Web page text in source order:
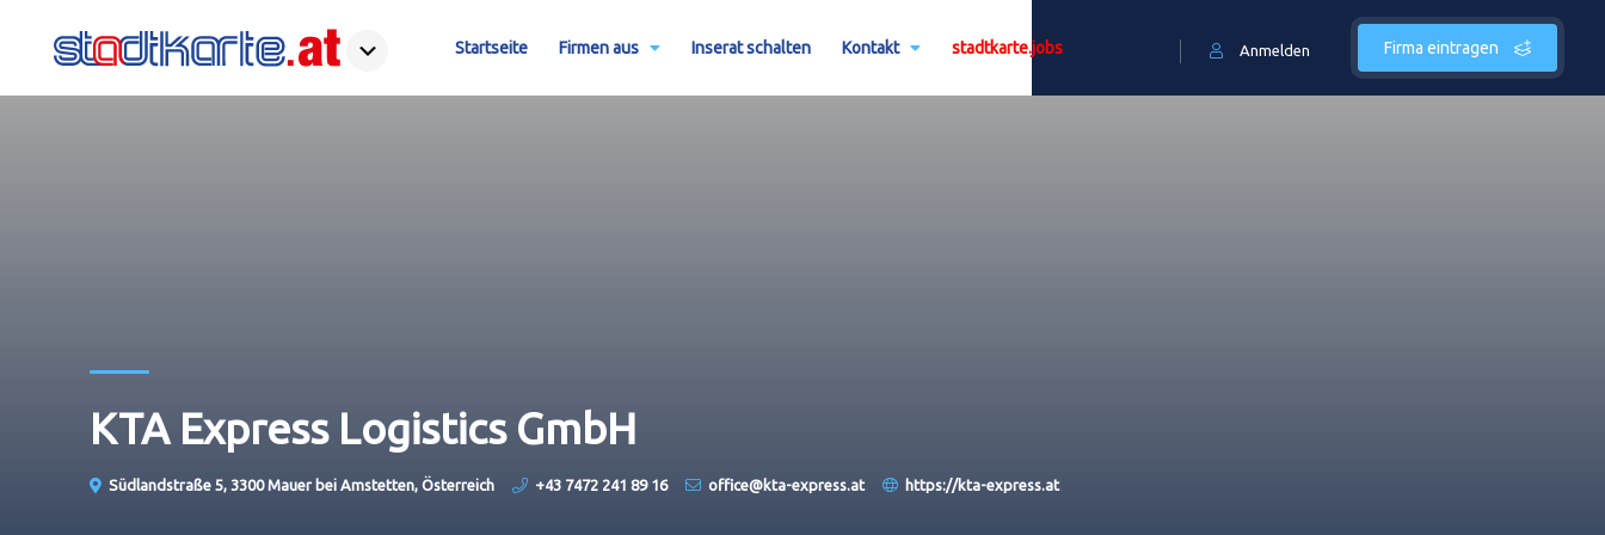
Firma eintragen
Anmelden
Startseite Firmen aus Inserat schalten Kontakt stadtkarte.jobs
KTA Express Logistics GmbH
Südlandstraße 5, 3300 Mauer bei Amstetten, Österreich +43 7472 241 89 16 office@kta-express.at https://kta-express.at